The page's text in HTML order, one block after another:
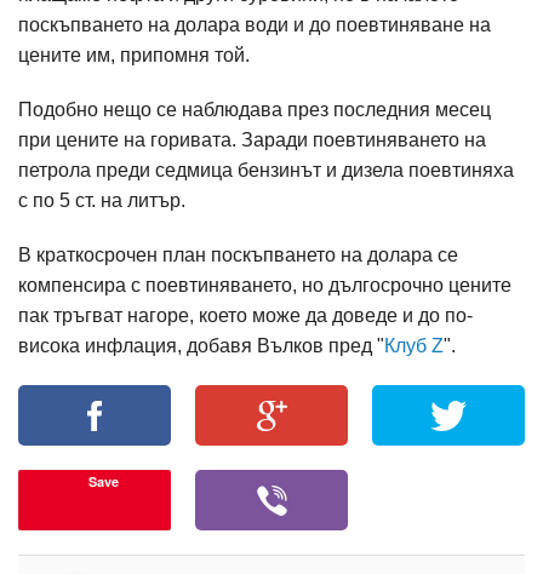
поскъпването на долара води и до поевтиняване на
цените им, припомня той.
Подобно нещо се наблюдава през последния месец
при цените на горивата. Заради поевтиняването на
петрола преди седмица бензинът и дизела поевтиняха
с по 5 ст. на литър.
В краткосрочен план поскъпването на долара се
компенсира с поевтиняването, но дългосрочно цените
пак тръгват нагоре, което може да доведе и до по-
висока инфлация, добавя Вълков пред "Клуб Z".
Save